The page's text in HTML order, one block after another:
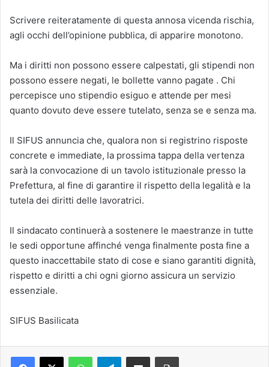
Scrivere reiteratamente di questa annosa vicenda rischia,
agli occhi dell’opinione pubblica, di apparire monotono.
Ma i diritti non possono essere calpestati, gli stipendi non
possono essere negati, le bollette vanno pagate . Chi
percepisce uno stipendio esiguo e attende per mesi
quanto dovuto deve essere tutelato, senza se e senza ma.
Il SIFUS annuncia che, qualora non si registrino risposte
concrete e immediate, la prossima tappa della vertenza
sarà la convocazione di un tavolo istituzionale presso la
Prefettura, al fine di garantire il rispetto della legalità e la
tutela dei diritti delle lavoratrici.
Il sindacato continuerà a sostenere le maestranze in tutte
le sedi opportune affinché venga finalmente posta fine a
questo inaccettabile stato di cose e siano garantiti dignità,
rispetto e diritti a chi ogni giorno assicura un servizio
essenziale.
SIFUS Basilicata
Telegram